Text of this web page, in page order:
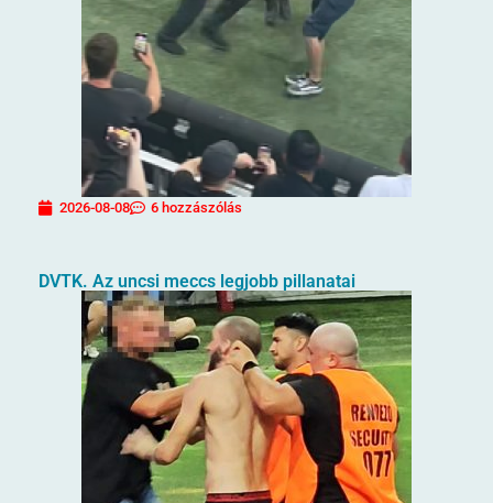
2026-08-08 6 hozzászólás
DVTK. Az uncsi meccs legjobb pillanatai